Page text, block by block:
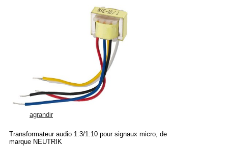
agrandir
Transformateur audio 1:3/1:10 pour signaux micro, de
marque NEUTRIK